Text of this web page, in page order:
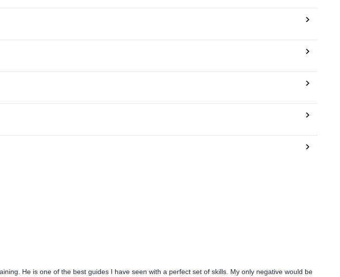
He is one of the best guides I have seen with a perfect set of skills. My only negative would be